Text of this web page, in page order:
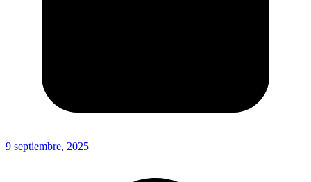
9 septiembre, 2025